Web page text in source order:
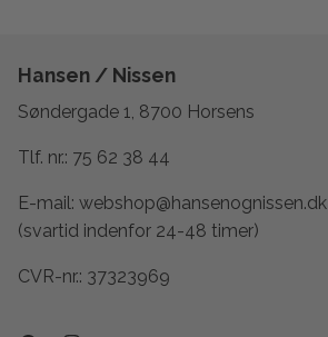
Hansen / Nissen
Søndergade 1, 8700 Horsens
Tlf. nr.: 75 62 38 44
E-mail: webshop@hansenognissen.dk
(svartid indenfor 24-48 timer)
CVR-nr.: 37323969